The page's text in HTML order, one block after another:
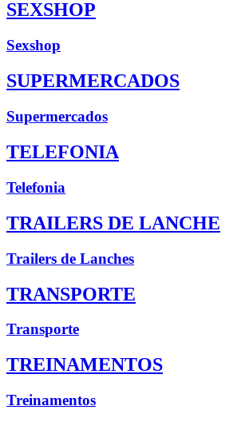
SEXSHOP
Sexshop
SUPERMERCADOS
Supermercados
TELEFONIA
Telefonia
TRAILERS DE LANCHE
Trailers de Lanches
TRANSPORTE
Transporte
TREINAMENTOS
Treinamentos